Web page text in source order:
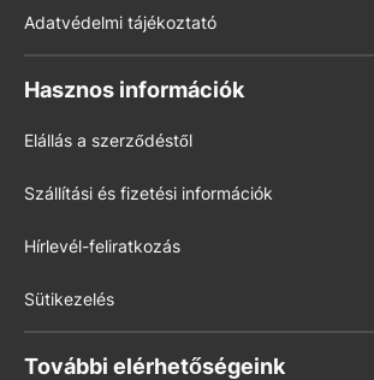
Adatvédelmi tájékoztató
Hasznos információk
Elállás a szerződéstől
Szállítási és fizetési információk
Hírlevél-feliratkozás
Sütikezelés
További elérhetőségeink